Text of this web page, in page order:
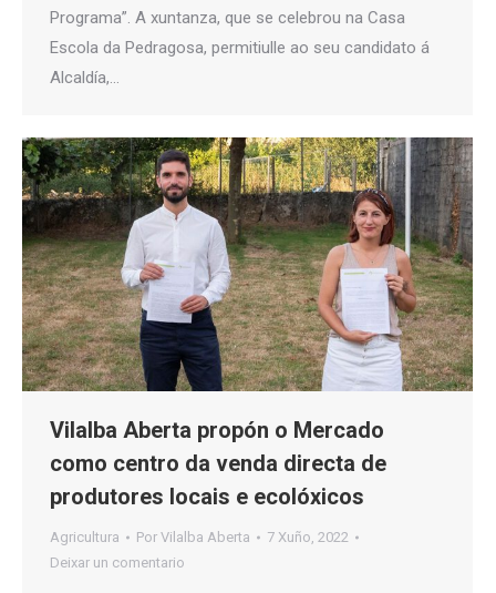
Programa”. A xuntanza, que se celebrou na Casa
Escola da Pedragosa, permitiulle ao seu candidato á
Alcaldía,…
Vilalba Aberta propón o Mercado
como centro da venda directa de
produtores locais e ecolóxicos
Agricultura Por Vilalba Aberta
7 Xuño, 2022
Deixar un comentario